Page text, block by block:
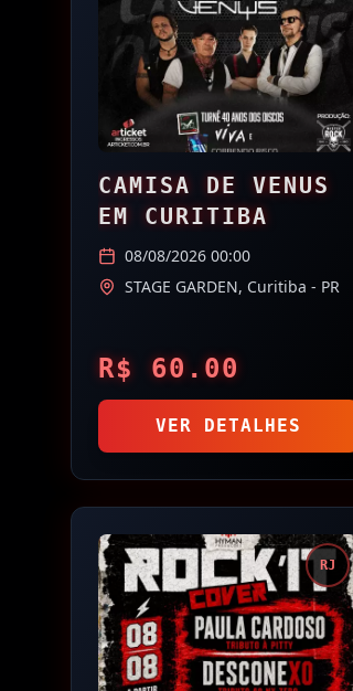
CAMISA DE VENUS
EM CURITIBA
08/08/2026 00:00
STAGE GARDEN, Curitiba - PR
R$ 60.00
VER DETALHES
RJ